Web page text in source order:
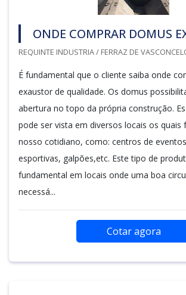
ONDE COMPRAR DOMUS
REQUINTE INDUSTRIA / FERRAZ DE
É fundamental que o cliente saiba onde
exaustor de qualidade. Os domus
abertura no topo da própria construção.
pode ser vista em diversos locais os quais
nosso cotidiano, como: centros de
esportivas, galpões,etc. Este tipo de
fundamental em locais onde uma boa
necessá...
Cotar agora